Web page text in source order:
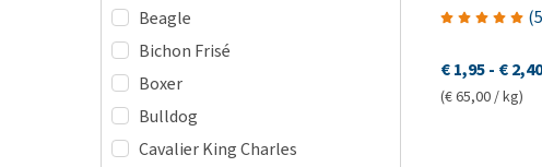
Beagle
Bichon Frisé
Boxer
Bulldog
Cavalier King Charles
(5
€ 1,95- € 2,40
(€ 65,00 / kg)